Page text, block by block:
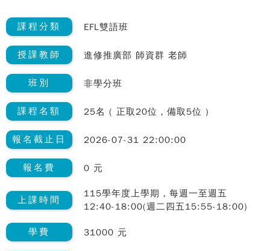
課程分類 EFL雙語班
授課教師 進修推廣部 師資群 老師
班別 非學分班
課程名額 25名 ( 正取20位，備取5位 )
報名截止日 2026-07-31 22:00:00
報名費 0 元
上課時間
115學年度上學期，每週一至週五
12:40-18:00(週二四五15:55-18:00)
學費 31000 元